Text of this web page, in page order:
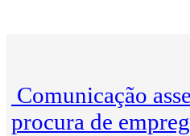
Comunicação
procura de